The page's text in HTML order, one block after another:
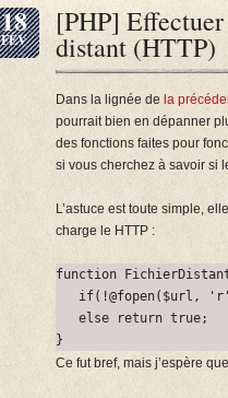
18
FÉV
[PHP]
distant (HTTP)
Dans la lignée de la
pourrait bien en dépanner
des fonctions faites pour
si vous cherchez à savoir si
L’astuce est toute simple,
charge le HTTP :
function
if(!@fopen($url,
   else return true;
}
Ce fut bref, mais j’espère